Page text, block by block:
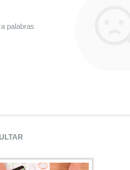
palabras